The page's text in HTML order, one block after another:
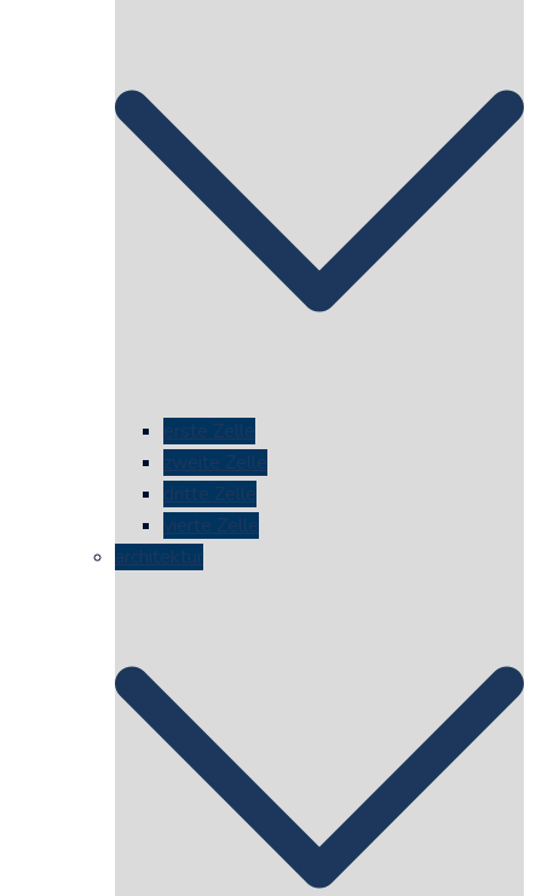
erste Zelle
zweite Zelle
dritte Zelle
vierte Zelle
architektur